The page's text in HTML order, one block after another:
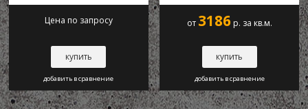
Цена по запросу
купить
добавить в сравнение
от 3186 р. за кв.м.
купить
добавить в сравнение